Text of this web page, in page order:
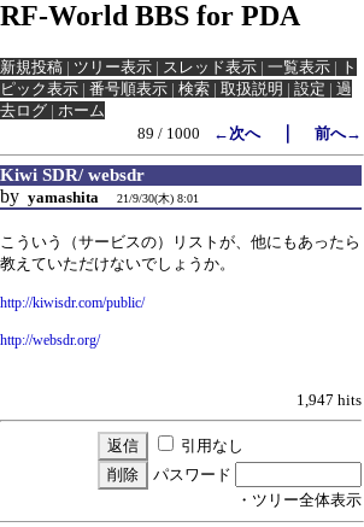
RF-World BBS for PDA
新規投稿 | ツリー表示 | スレッド表示 | 一覧表示 | ト
ピック表示 | 番号順表示 | 検索 | 取扱説明 | 設定 | 過
去ログ | ホーム
89 / 1000
←次へ｜ 前へ→
Kiwi SDR/ websdr
by yamashita 21/9/30(木) 8:01
こういう（サービスの）リストが、他にもあったら
教えていただけないでしょうか。
http://kiwisdr.com/public/
http://websdr.org/
1,947 hits
引用なし
パスワード
・ツリー全体表示